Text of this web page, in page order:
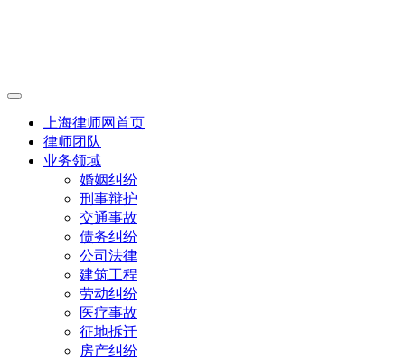
上海律师网首页
律师团队
业务领域
婚姻纠纷
刑事辩护
交通事故
债务纠纷
公司法律
建筑工程
劳动纠纷
医疗事故
征地拆迁
房产纠纷